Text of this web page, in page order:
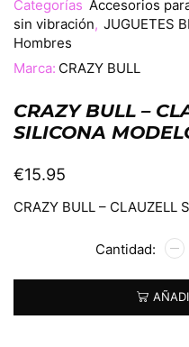
Categorías Accesorios
sin vibración, JUGUETES
Hombres
Marca: CRAZY BULL
CRAZY BULL –
SILICONA
€15.95
CRAZY BULL – CLAUZELL